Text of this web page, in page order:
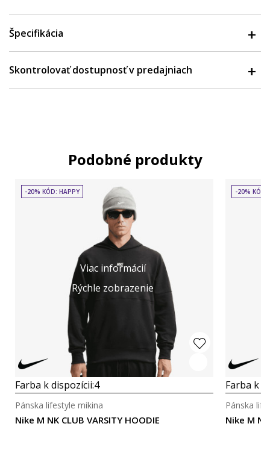
Špecifikácia
Skontrolovať dostupnosť v predajniach
Podobné produkty
Viac informácií
Rýchle zobrazenie
-20% KÓD: HAPPY
Farba k dispozícii:4
Nike M NK CLUB VARSITY HOODIE
Pánska lifestyle mikina
-20% KÓD:
Farba k
Nike M
Pánska